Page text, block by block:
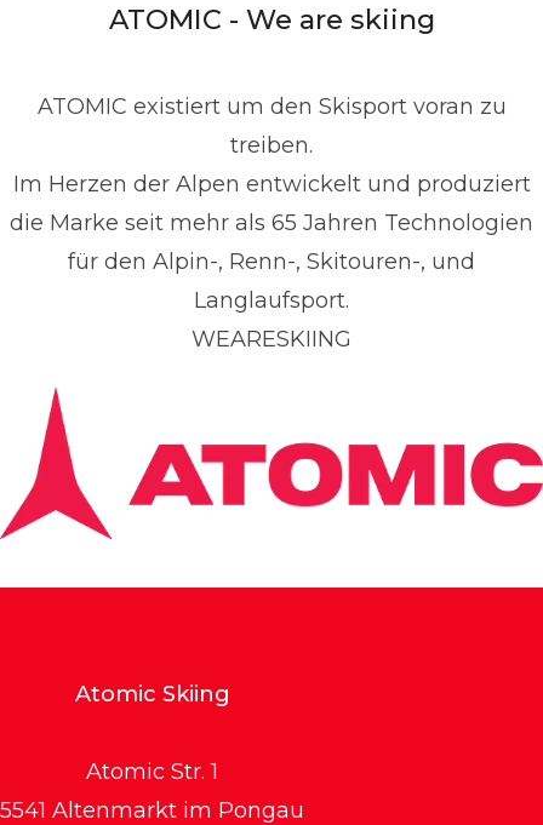
ATOMIC - We are skiing
ATOMIC existiert um den Skisport voran zu
treiben.
Im Herzen der Alpen entwickelt und produziert
die Marke seit mehr als 65 Jahren Technologien
für den Alpin-, Renn-, Skitouren-, und
Langlaufsport.
WEARESKIING
Atomic Skiing
Atomic Str. 1
5541 Altenmarkt im Pongau